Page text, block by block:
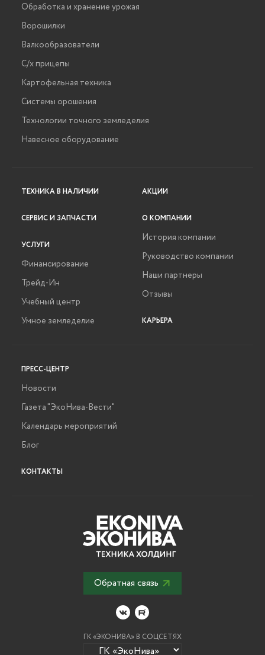
Обработка и хранение урожая
Ворошилки
Валкообразователи
С/х прицепы
Картофельная техника
Системы орошения
Технологии точного земледелия
Навесное оборудование
ТЕХНИКА В НАЛИЧИИ
СЕРВИС И ЗАПЧАСТИ
УСЛУГИ
Финансирование
Трейд-Ин
Учебный центр
Умное земледелие
АКЦИИ
О КОМПАНИИ
История компании
Руководство компании
Наши партнеры
Отзывы
КАРЬЕРА
ПРЕСС-ЦЕНТР
Новости
Газета "ЭкоНива-Вести"
Календарь мероприятий
Блог
КОНТАКТЫ
Обратная связь
ГК «ЭКОНИВА» В СОЦСЕТЯХ